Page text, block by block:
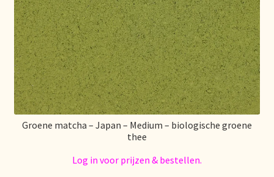
Returns and warranty
Rücksendungen und Garantie
Sécurité alimentaire
Seguridad alimentaria
Groene matcha – Japan – Medium – biologische groene
thee
Log in voor prijzen & bestellen.